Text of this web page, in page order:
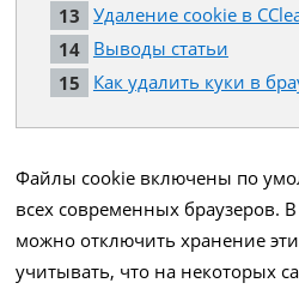
Удаление cookie в
Выводы статьи
Как удалить куки в
Файлы cookie включены по
всех современных браузеров.
можно отключить хранение
учитывать, что на некоторых